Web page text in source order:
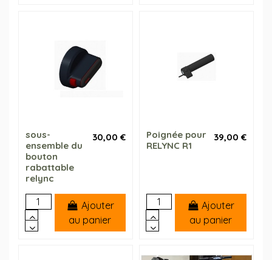
sous-
ensemble du
bouton
rabattable
relync
30,00 €
Ajouter
au panier
Poignée pour
RELYNC R1
39,00 €
Ajouter
au panier